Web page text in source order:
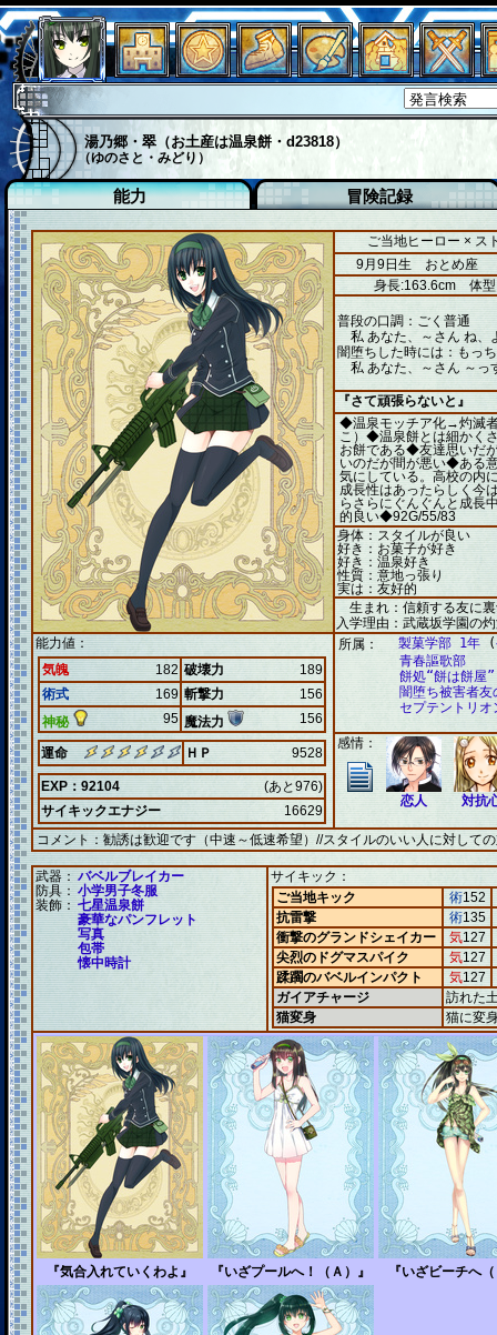
湯乃郷・翠（お土産は温泉餅・d23818）
（ゆのさと・みどり）
能力 冒険記録
ご当地ヒーロー × ス
9月9日生 おとめ座
身長:163.6cm 体型
普段の口調：ごく普通
私 あなた、～さん ね、
闇堕ちした時には：もっ
私 あなた、～さん ～っ
『さて頑張らないと』
◆温泉モッチア化→灼滅
こ）◆温泉餅とは細かく
お餅である◆友達思いだ
いのだが間が悪い◆ある
気にしている。高校の内
成長性はあったらしく今
らさらにぐんぐんと成長
的良い◆92G/55/83
身体：スタイルが良い
好き：お菓子が好き
好き：温泉好き
性質：意地っ張り
実は：友好的
生まれ：信頼する友に
入学理由：武蔵坂学園の
能力値：
気魄
182 破壊力
189
術式
169 斬撃力
156
神秘
95 魔法力 156
運命 ＨＰ 9528
EXP：92104
(あと976)
サイキックエナジー
16629
所属： 製菓学部 1年 (
青春謳歌部
餅処“餅は餅屋”
闇堕ち被害者友
セプテントリオ
感情：
恋人 対抗
コメント： 勧誘は歓迎です（中速～低速希望）//スタイルのいい人に対して
武器： バベルブレイカー
防具： 小学男子冬服
装飾： 七星温泉餅
豪華なパンフレット
写真
包帯
懐中時計
サイキック：
ご当地キック
術152
抗雷撃
術135
衝撃のグランドシェイカー
気127
尖烈のドグマスパイク
気127
蹂躙のバベルインパクト
気127
ガイアチャージ
訪れた
猫変身
猫に変
『気合入れていくわよ』 『いざプールへ！（Ａ）』 『いざビーチへ